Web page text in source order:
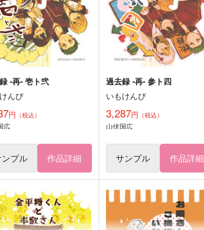
-再- 壱ト弐
んぴ
円 （税込）
広
プル 作品詳細
過去録 -再- 参ト四
いもけんぴ
3,287円 （税込）
山伏国広
サンプル 作品詳細